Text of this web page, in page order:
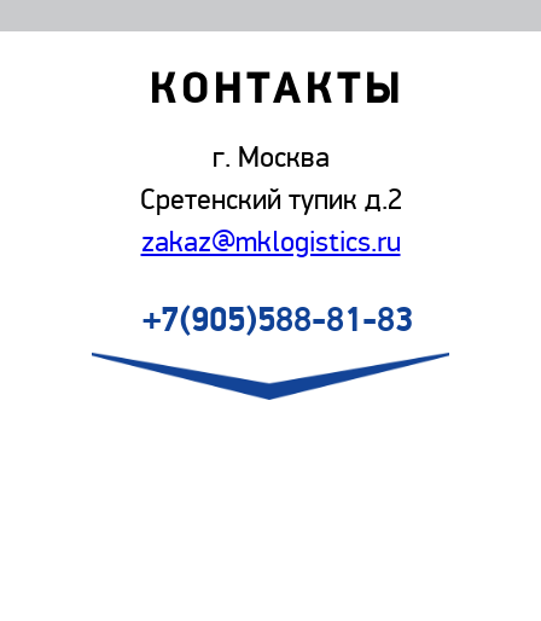
КОНТАКТЫ
г. Москва
Сретенский тупик д.2
zakaz@mklogistics.ru
+7(905)588-81-83